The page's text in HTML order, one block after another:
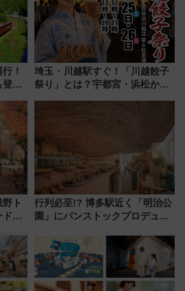
！
登録
埼玉・川越駅すぐ！「川越餃子
祭り」とは？宇都宮・浜松から
ト
ドレ
喫
行列必至!? 博多駅近く「明治公
園」にパンストックプロデュー
オープン 秋からはビストロ営業
も！